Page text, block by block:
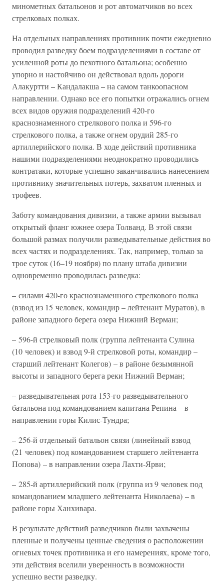
минометных батальонов и рот автоматчиков во всех
стрелковых полках.
На отдельных направлениях противник почти ежедневно
проводил разведку боем подразделениями в составе от
усиленной роты до пехотного батальона; особенно
упорно и настойчиво он действовал вдоль дороги
Алакуртти – Кандалакша – на самом танкоопасном
направлении. Однако все его попытки отражались огнем
всех видов оружия подразделений 420-го
краснознаменного стрелкового полка и 596-го
стрелкового полка, а также огнем орудий 285-го
артиллерийского полка. В ходе действий противника
нашими подразделениями неоднократно проводились
контратаки, которые успешно заканчивались нанесением
противнику значительных потерь, захватом пленных и
трофеев.
Заботу командования дивизии, а также армии вызывал
открытый фланг южнее озера Толванд. В этой связи
большой размах получили разведывательные действия во
всех частях и подразделениях. Так, например, только за
трое суток (16–19 ноября) по плану штаба дивизии
одновременно проводилась разведка:
– силами 420-го краснознаменного стрелкового полка
(взвод из 15 человек, командир – лейтенант Муратов), в
районе западного берега озера Нижний Верман;
– 596-й стрелковый полк (группа лейтенанта Сулина
(10 человек) и взвод 9-й стрелковой роты, командир –
старший лейтенант Колегов) – в районе безымянной
высоты и западного берега реки Нижний Верман;
– разведывательная рота 153-го разведывательного
батальона под командованием капитана Репина – в
направлении горы Килис-Тундра;
– 256-й отдельный батальон связи (линейный взвод
(21 человек) под командованием старшего лейтенанта
Попова) – в направлении озера Лахти-Ярви;
– 285-й артиллерийский полк (группа из 9 человек под
командованием младшего лейтенанта Николаева) – в
районе горы Ханхивара.
В результате действий разведчиков были захвачены
пленные и получены ценные сведения о расположении
огневых точек противника и его намерениях, кроме того,
эти действия вселили уверенность в возможности
успешно вести разведку.